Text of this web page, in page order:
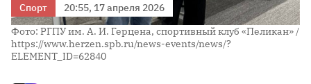
Спорт
20:55, 17 апреля 2026
Фото: РГПУ им. А. И. Герцена, спортивный клуб «Пеликан» /
https://www.herzen.spb.ru/news-events/news/?
ELEMENT_ID=62840